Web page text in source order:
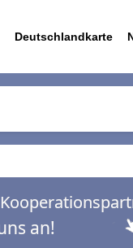
Deutschlandkarte